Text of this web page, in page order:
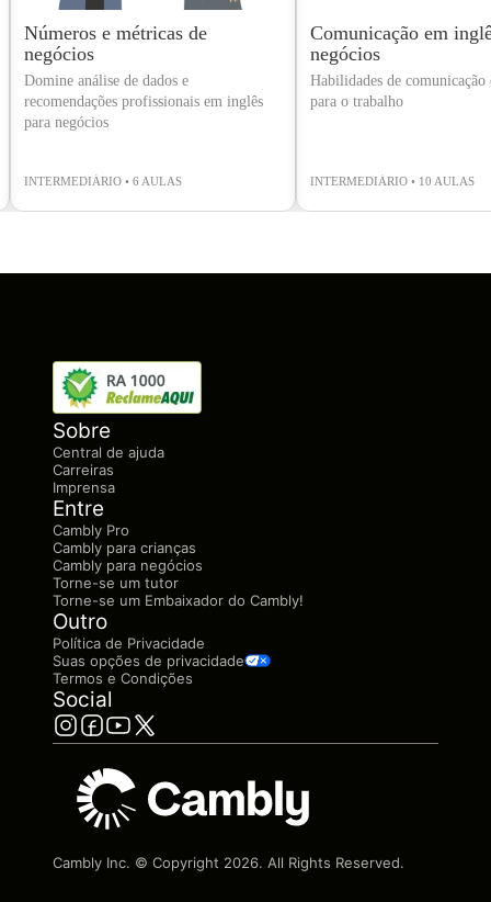
Números e métricas de
negócios
Domine análise de dados e
recomendações profissionais em inglês
para negócios
INTERMEDIÁRIO • 6 AULAS
Comunicação em
negócios
Habilidades de comunicação
para o trabalho
INTERMEDIÁRIO • 10 AULAS
Sobre
Central de ajuda
Carreiras
Imprensa
Entre
Cambly Pro
Cambly para crianças
Cambly para negócios
Torne-se um tutor
Torne-se um Embaixador do Cambly!
Outro
Política de Privacidade
Suas opções de privacidade
Termos e Condições
Social
Cambly Inc. © Copyright 2026. All Rights Reserved.